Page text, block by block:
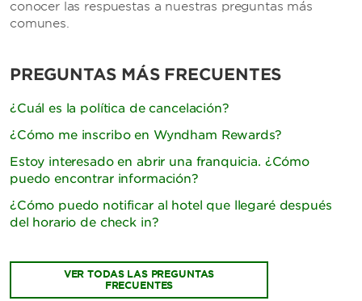
conocer las respuestas a nuestras preguntas más
comunes.
PREGUNTAS MÁS FRECUENTES
¿Cuál es la política de cancelación?
¿Cómo me inscribo en Wyndham Rewards?
Estoy interesado en abrir una franquicia. ¿Cómo
puedo encontrar información?
¿Cómo puedo notificar al hotel que llegaré después
del horario de check in?
VER TODAS LAS PREGUNTAS
FRECUENTES